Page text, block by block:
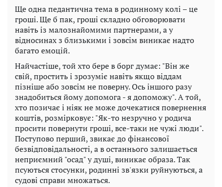
Ще одна педантична тема в родинному колі – це
гроші. Ще б пак, гроші складно обговорювати
навіть із малознайомими партнерами, а у
відносинах з близькими і зовсім виникає надто
багато емоцій.
Найчастіше, той хто бере в борг думає: "Він же
свій, простить і зрозуміє навіть якщо віддам
пізніше або зовсім не поверну. Ось іншого разу
знадобиться йому допомога - я допоможу". А той,
хто позичає і ніяк не може дочекатися повернення
коштів, розмірковує: "Як-то незручно у родича
просити повернути гроші, все-таки не чужі люди".
Поступово перший, звикає до фінансової
безвідповідальності, а в останнього залишається
неприємний "осад" у душі, виникає образа. Так
псуються стосунки, родинні зв'язки руйнуються, а
судові справи множаться.